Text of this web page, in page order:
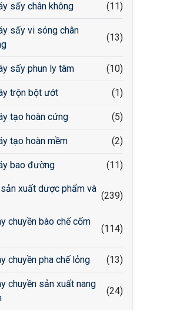
sấy chân không (11)
sấy vi sóng chân
(13)
sấy phun ly tâm (10)
trộn bột ướt (1)
tạo hoàn cứng (5)
tạo hoàn mềm (2)
bao đường (11)
xuất dược phẩm và
(239)
chuyền bào chế cốm
(114)
chuyền pha chế lỏng (13)
chuyền sản xuất nang
(24)